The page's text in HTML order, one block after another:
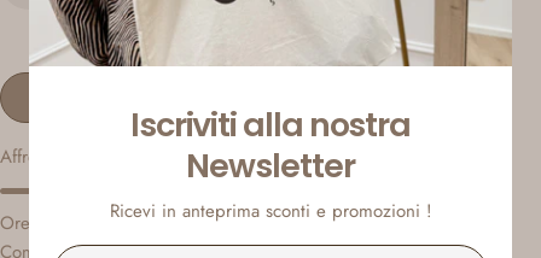
Affrettati, sono rimasti solo3articoli in magazzino.
Orecchini maxi Bold Twist oro. Chiusura con farfallina.
Composizione: acciaio.
Iscriviti alla nostra
Newsletter
Ricevi in anteprima sconti e promozioni !